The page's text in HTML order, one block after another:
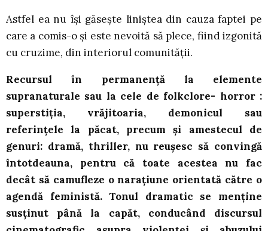
Astfel ea nu își găsește liniștea din cauza faptei pe
care a comis-o și este nevoită să plece, fiind izgonită
cu cruzime, din interiorul comunității.
Recursul în permanență la elemente
supranaturale sau la cele de folkclore- horror :
superstiția, vrăjitoaria, demonicul sau
referințele la păcat, precum și amestecul de
genuri: dramă, thriller, nu reușesc să convingă
întotdeauna, pentru că toate acestea nu fac
decât să camufleze o narațiune orientată către o
agendă feministă. Tonul dramatic se menține
susținut până la capăt, conducând discursul